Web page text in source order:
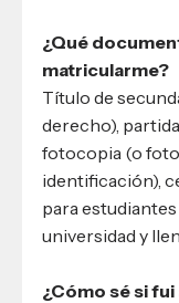
¿Qué
matricularme?
Título de
derecho),
fotocopia (o
identificación),
para
universidad y
¿Cómo sé si